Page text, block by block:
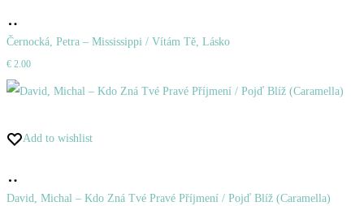
do
košíka
Černocká, Petra – Mississippi / Vítám Tě, Lásko
€ 2.00
Add to wishlist
do
David, Michal – Kdo Zná Tvé Pravé Příjmení / Pojď Blíž (Caramella)